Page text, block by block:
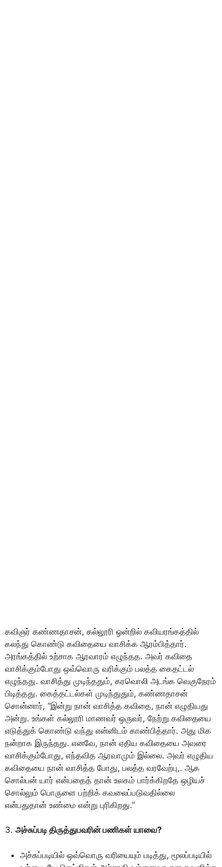
கவிஞர் கண்ணதாசன், கல்லூரி ஒன்றில் கவியரங்கத்தில்
கலந்து கொண்டு கவிதையை வாசிக்க ஆரம்பித்தார்.
அரங்கத்தில் உற்சாக ஆரவாரம் எழுந்தத. அவர் கவிதை
வாசிக்கும்போது ஒவ்வொரு வரிக்கும் பலத்த கைதட்டல்
எழுந்தது. வாசித்து முடிந்ததும், கரவொலி அடங்க வெகுநேரம்
பிடித்தது. கைத்தட்டல்கள் முடிந்துதும், கண்ணதாசன்
சொன்னார், “இன்று நான் வாசித்த கவிதை, நான் எழுதியது
அன்று. உங்கள் கல்லூரி மாணவர் ஒருவர், நேற்று கவிதையை
எடுத்துக் கொண்டு வந்து என்னிடம் காண்பித்தார். அது மிக
நன்றாக இருந்தது. எனவே, நான் ஏதிய கவிதையை அவரை
வாசிக்கும்போது, எந்தவித ஆரவாமும் இல்லை. அவர் எழுதிய
கவிதையை நான் வாசித்த போது, பலத்த வரவேற்பு,. ஆக
சொல்பன் யார் என்பதைத் தான் உலகம் பார்க்கிறதே ஒழியச்
சொல்லும் பொருளை பற்றிக் கவலைப்படுவதில்லை
என்பதுதான் உண்மை என்று புரிகிறது.”
3. அச்சுப்படி திருத்துபவரின் பணிகள் யாவை?
அச்சுப்படியில் ஒவ்வொரு வரியையும் படித்து, மூலப்படியில்